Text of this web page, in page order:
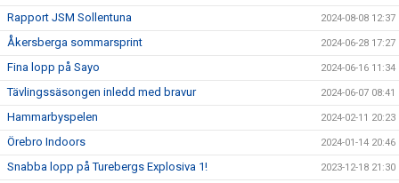
Rapport JSM Sollentuna 2024-08-08 12:37
Åkersberga sommarsprint 2024-06-28 17:27
Fina lopp på Sayo 2024-06-16 11:34
Tävlingssäsongen inledd med bravur 2024-06-07 08:41
Hammarbyspelen 2024-02-11 20:23
Örebro Indoors 2024-01-14 20:46
Snabba lopp på Turebergs Explosiva 1! 2023-12-18 21:30